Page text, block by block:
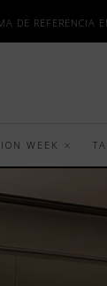
DE REFERENCIA
WEEK